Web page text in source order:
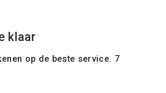
klaar
op de beste service. 7